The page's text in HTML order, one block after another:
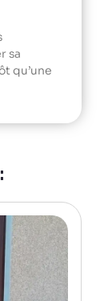
sa
qu’une